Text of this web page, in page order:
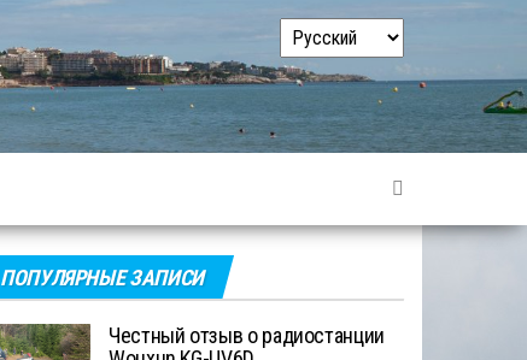
Выбрать
язык
ПОПУЛЯРНЫЕ ЗАПИСИ
Честный отзыв о радиостанции